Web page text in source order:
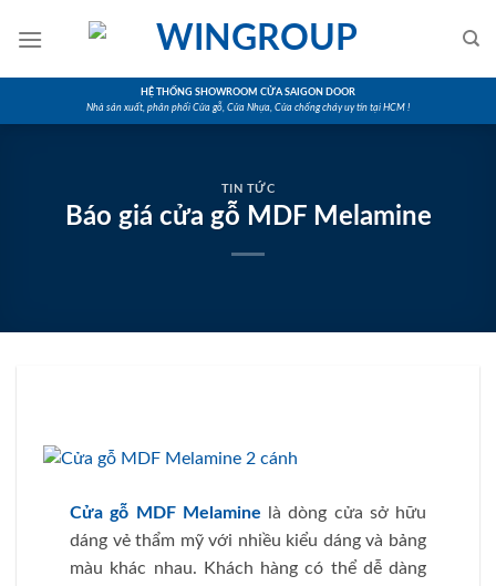
HỆ THỐNG SHOWROOM CỬA SAIGON DOOR
Nhà sản xuất, phân phối Cửa gỗ, Cửa Nhựa, Cửa chống cháy uy tín tại HCM !
TIN TỨC
Báo giá cửa gỗ MDF Melamine
Cửa gỗ MDF Melamine
là dòng cửa sở hữu
dáng vẻ thẩm mỹ với nhiều kiểu dáng và bảng
màu khác nhau. Khách hàng có thể dễ dàng